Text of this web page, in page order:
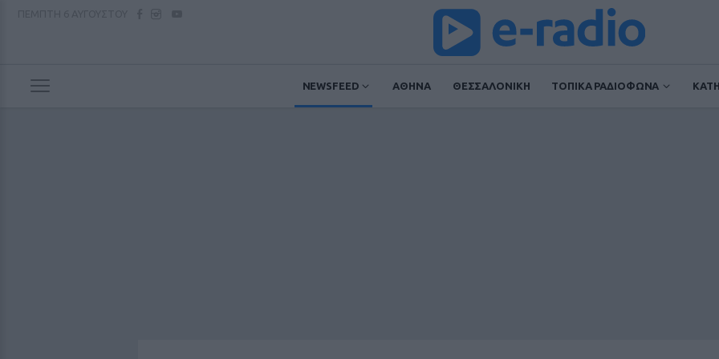
NEWSFEED ΑΘΗΝΑ ΘΕΣΣΑΛΟΝΙΚΗ ΤΟΠΙΚΑ ΡΑΔΙΟΦΩΝΑ